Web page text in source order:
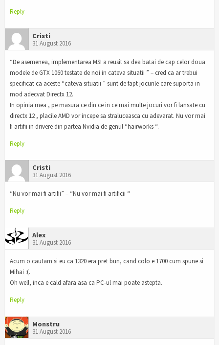
Reply
Cristi
31 August 2016
“De asemenea, implementarea MSI a reusit sa dea batai de cap celor doua
modele de GTX 1060 testate de noi in cateva situatii ” – cred ca ar trebui
specificat ca aceste “cateva situatii ” sunt de fapt jocurile care suporta in
mod adecvat Directx 12.
In opinia mea , pe masura ce din ce in ce mai multe jocuri vor fi lansate cu
directx 12 , placile AMD vor incepe sa straluceasca cu adevarat. Nu vor mai
fi artifii in drivere din partea Nvidia de genul “hairworks “.
Reply
Cristi
31 August 2016
“Nu vor mai fi artifii” – “Nu vor mai fi artificii “
Reply
Alex
31 August 2016
Acum o cautam si eu ca 1320 era pret bun, cand colo e 1700 cum spune si
Mihai :(.
Oh well, inca e cald afara asa ca PC-ul mai poate astepta.
Reply
Monstru
31 August 2016